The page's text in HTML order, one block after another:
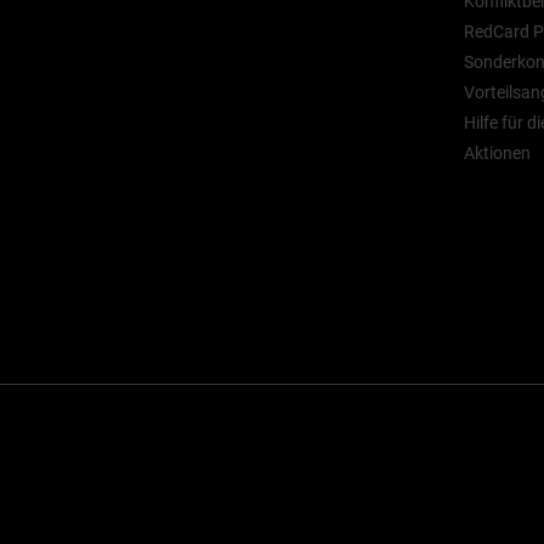
RedCard
Hilfe für
Aktionen